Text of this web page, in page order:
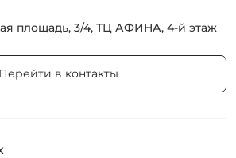
площадь, 3/4, ТЦ АФИНА, 4-й этаж
Перейти в контакты